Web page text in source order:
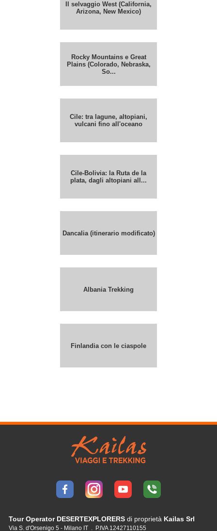
Il selvaggio West (California,
Arizona, New Mexico)
Rocky Mountains e Great
Plains (Colorado, Nebraska,
So...
Cile: tra lagune, altopiani,
vulcani fino all'oceano
Cile-Bolivia: la Ruta de la
plata, dagli altopiani all...
Dancalia (itinerario modificato)
Albania Trekking
Finlandia con le ciaspole
Tour Operator DESERTEXPLORERSdi proprietà Kailas Srl
Via S. d'Orsenigo 5 - Milano IT . P.IVA 12427110155